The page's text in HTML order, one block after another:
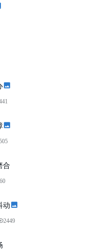
合
动
2449